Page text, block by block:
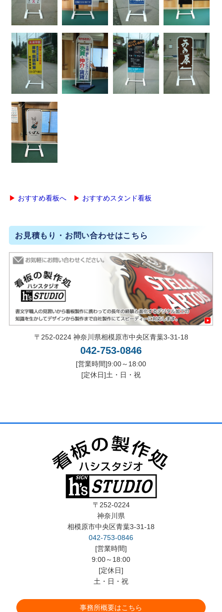
▶ おすすめ看板へ ▶ おすすめスタンド看板
お見積もり・お問い合わせはこちら
〒252-0224 神奈川県相模原市中央区青葉3-31-18
042-753-0846
[営業時間]9:00～18:00
[定休日]土・日・祝
〒252-0224
神奈川県
相模原市中央区青葉3-31-18
042-753-0846
[営業時間]
9:00～18:00
[定休日]
土・日・祝
事務所概要はこちら